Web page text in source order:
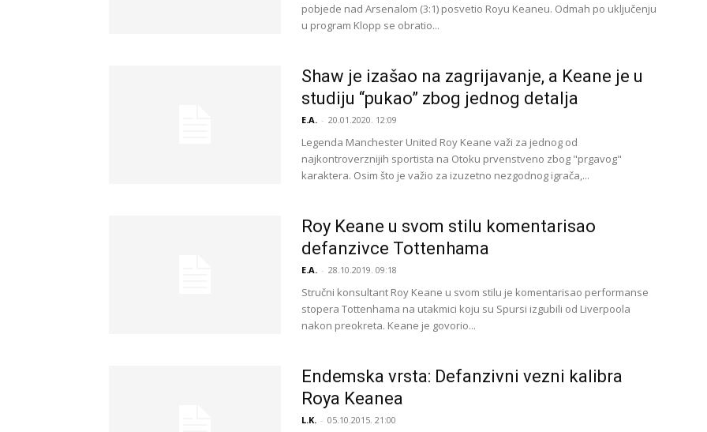
pobjede nad Arsenalom (3:1) posvetio Royu Keaneu. Odmah po uključenju
u program Klopp se obratio...
Shaw je izašao na zagrijavanje, a Keane je u
studiju “pukao” zbog jednog detalja
E.A. - 20.01.2020. 12:09
Legenda Manchester United Roy Keane važi za jednog od
najkontroverznijih sportista na Otoku prvenstveno zbog "prgavog"
karaktera. Osim što je važio za izuzetno nezgodnog igrača,...
Roy Keane u svom stilu komentarisao
defanzivce Tottenhama
E.A. - 28.10.2019. 09:18
Stručni konsultant Roy Keane u svom stilu je komentarisao performanse
stopera Tottenhama na utakmici koju su Spursi izgubili od Liverpoola
nakon preokreta. Keane je govorio...
Endemska vrsta: Defanzivni vezni kalibra
Roya Keanea
L.K. - 05.10.2015. 21:00